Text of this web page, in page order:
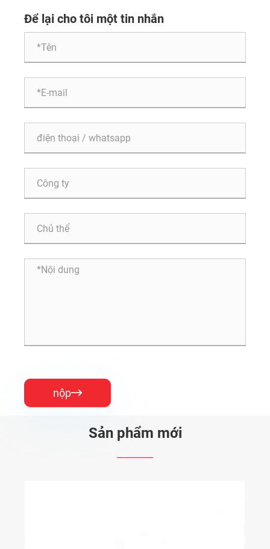
Để lại cho tôi một tin nhắn
nộp
Sản phẩm mới